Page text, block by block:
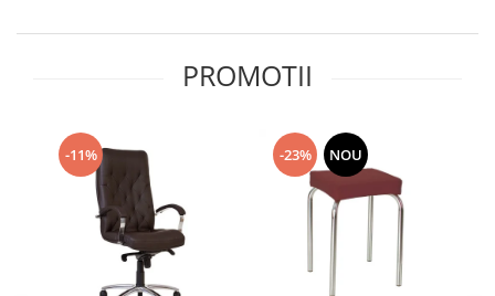
PROMOTII
-11% -23% NOU